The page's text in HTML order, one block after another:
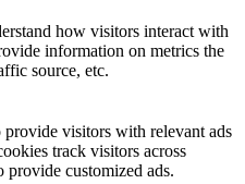
how visitors interact with
information on metrics the
source, etc.
provide visitors with relevant ads
track visitors across
customized ads.